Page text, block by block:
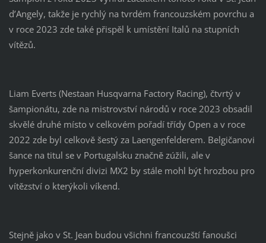
d’Angely, takže je rychlý na tvrdém francouzském povrchu a
v roce 2023 zde také přispěl k umístění Italů na stupních
vítězů.
Liam Everts (Nestaan ​​Husqvarna Factory Racing), čtvrtý v
šampionátu, zde na mistrovství národů v roce 2023 obsadil
skvělé druhé místo v celkovém pořadí třídy Open a v roce
2022 zde byl celkově šestý za Laengenfelderem. Belgičanovi
šance na titul se v Portugalsku značně zúžili, ale v
hyperkonkurenční divizi MX2 by stále mohl být hrozbou pro
vítězství o kterýkoli víkend.
Stejně jako v St. Jean budou všichni francouzští fanoušci